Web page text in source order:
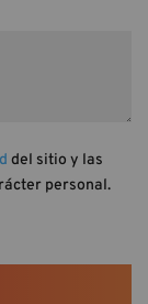
del sitio y las
personal.